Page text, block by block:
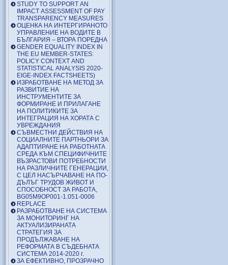
STUDY TO SUPPORT AN
IMPACT ASSESSMENT OF PAY
TRANSPARENCY MEASURES
ОЦЕНКА НА ИНТЕРГИРАНОТО
УПРАВЛЕНИЕ НА ВОДИТЕ В
БЪЛГАРИЯ – ВТОРА ПОРЕДНА
GENDER EQUALITY INDEX IN
THE EU MEMBER-STATES:
POLICY CONTEXT AND
STATISTICAL ANALYSIS 2020-
EIGE-INDEX FACTSHEETS)
ИЗРАБОТВАНЕ НА МЕТОД ЗА
РАЗВИТИЕ НА
ИНСТРУМЕНТИТЕ ЗА
ФОРМИРАНЕ И ПРИЛАГАНЕ
НА ПОЛИТИКИТЕ ЗА
ИНТЕГРАЦИЯ НА ХОРАТА С
УВРЕЖДАНИЯ
СЪВМЕСТНИ ДЕЙСТВИЯ НА
СОЦИАЛНИТЕ ПАРТНЬОРИ ЗА
АДАПТИРАНЕ НА РАБОТНАТА
СРЕДА КЪМ СПЕЦИФИЧНИТЕ
ВЪЗРАСТОВИ ПОТРЕБНОСТИ
НА РАЗЛИЧНИТЕ ГЕНЕРАЦИИ,
С ЦЕЛ НАСЪРЧАВАНЕ НА ПО-
ДЪЛЪГ ТРУДОВ ЖИВОТ И
СПОСОБНОСТ ЗА РАБОТА,
BG05M9OP001-1.051-0006
REPLACE
РАЗРАБОТВАНЕ НА СИСТЕМА
ЗА МОНИТОРИНГ НА
АКТУАЛИЗИРАНАТА
СТРАТЕГИЯ ЗА
ПРОДЪЛЖАВАНЕ НА
РЕФОРМАТА В СЪДЕБНАТА
СИСТЕМА 2014-2020 г.
ЗА ЕФЕКТИВНО, ПРОЗРАЧНО